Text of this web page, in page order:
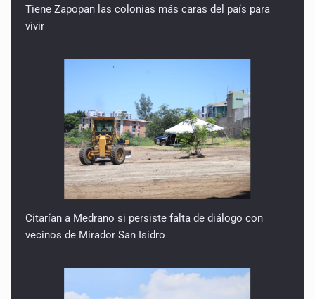
Tiene Zapopan las colonias más caras del país para
vivir
Citarían a Medrano si persiste falta de diálogo con
vecinos de Mirador San Isidro